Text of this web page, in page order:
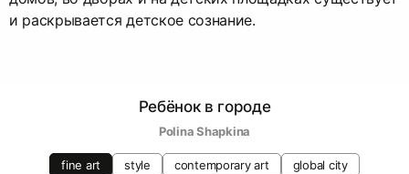
и раскрывается детское сознание.
Ребёнок в городе
Polina Shapkina
fine art style contemporary art
global city